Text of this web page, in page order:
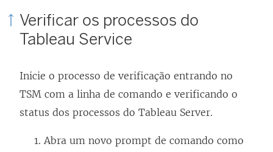
Verificar os processos do
Tableau Service
Inicie o processo de verificação entrando no
TSM com a linha de comando e verificando o
status dos processos do Tableau Server.
Abra um novo prompt de comando como